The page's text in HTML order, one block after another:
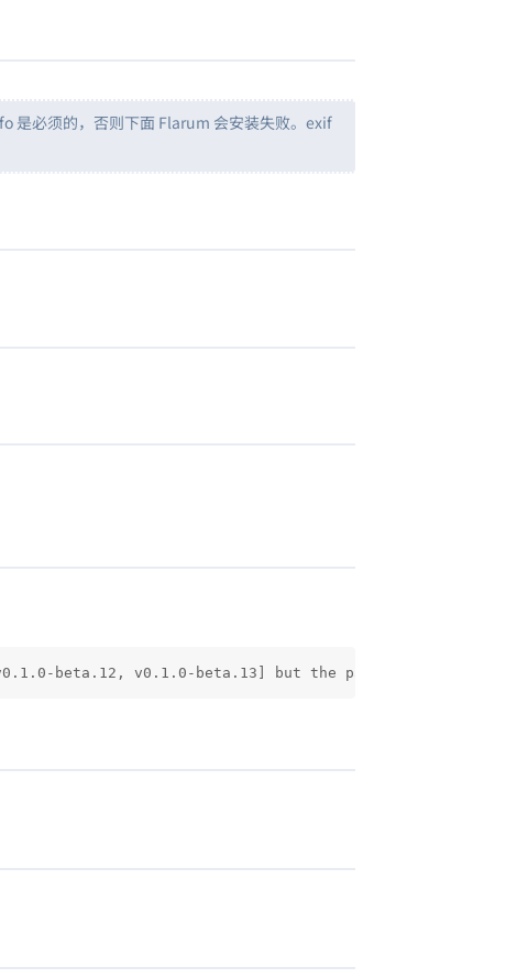
是必须的，否则下面 Flarum 会安装失败。exif
beta.12, v0.1.0-beta.13] but the package is